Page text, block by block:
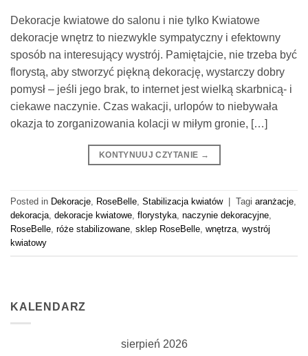
Dekoracje kwiatowe do salonu i nie tylko Kwiatowe
dekoracje wnętrz to niezwykle sympatyczny i efektowny
sposób na interesujący wystrój. Pamiętajcie, nie trzeba być
florystą, aby stworzyć piękną dekorację, wystarczy dobry
pomysł – jeśli jego brak, to internet jest wielką skarbnicą- i
ciekawe naczynie. Czas wakacji, urlopów to niebywała
okazja to zorganizowania kolacji w miłym gronie, […]
KONTYNUUJ CZYTANIE →
Posted in Dekoracje RoseBelle Stabilizacja kwiatów Tagi aranżacje
dekoracja dekoracje kwiatowe florystyka naczynie dekoracyjne
RoseBelle róże stabilizowane sklep RoseBelle wnętrza wystrój
kwiatowy
KALENDARZ
sierpień 2026